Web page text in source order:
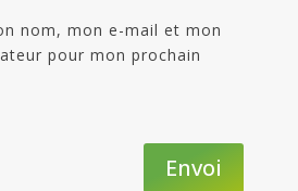
nom, mon e-mail et mon
pour mon prochain
Envoi